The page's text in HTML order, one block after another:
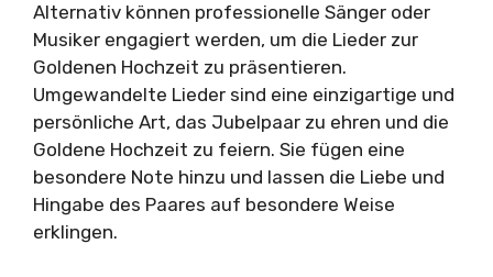
Alternativ können professionelle Sänger oder
Musiker engagiert werden, um die Lieder zur
Goldenen Hochzeit zu präsentieren.
Umgewandelte Lieder sind eine einzigartige und
persönliche Art, das Jubelpaar zu ehren und die
Goldene Hochzeit zu feiern. Sie fügen eine
besondere Note hinzu und lassen die Liebe und
Hingabe des Paares auf besondere Weise
erklingen.